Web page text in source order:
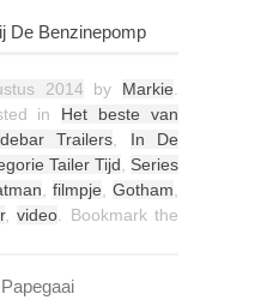
De Benzinepomp
2014 by Markie
in Het beste van
Trailers
In De
Tailer Tijd
Series
,filmpje ,Gotham
,video . Bookmark the